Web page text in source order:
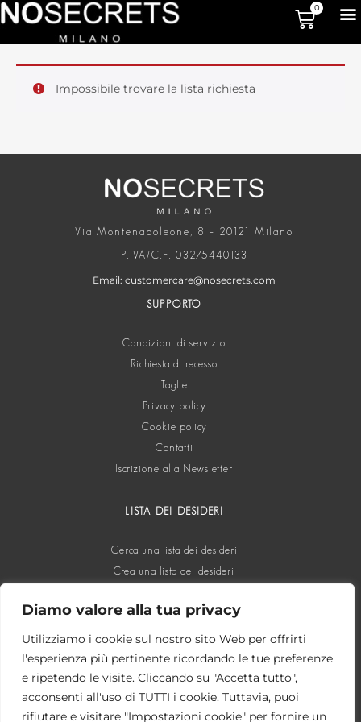
Diamo valore alla tua privacy
Utilizziamo i cookie sul nostro sito Web per offrirti
l'esperienza più pertinente ricordando le tue preferenze
e ripetendo le visite. Cliccando su "Accetta tutto",
acconsenti all'uso di TUTTI i cookie. Tuttavia, puoi
rifiutare e visitare "Impostazioni cookie" per fornire un
0
Impossibile trovare la lista richiesta
Via Montenapoleone, 8 – 20121 Milano
P.IVA/C.F. 03275440133
Email: customercare@nosecrets.com
SUPPORTO
Condizioni di servizio
Richiesta di recesso
Taglie
Privacy policy
Cookie policy
Contatti
Iscrizione alla Newsletter
LISTA DEI DESIDERI
Cerca una lista dei desideri
Crea una lista dei desideri
SOCIAL